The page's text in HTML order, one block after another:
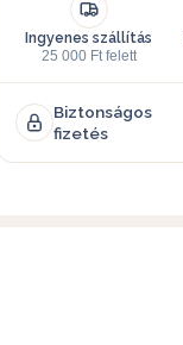
Ingyenes szállítás
25 000 Ft felett
Biztonságos
fizetés